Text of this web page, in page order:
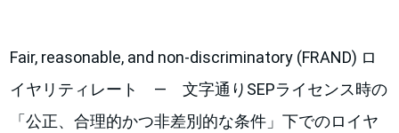
Fair, reasonable, and non-discriminatory (FRAND) ロ
イヤリティレート ― 文字通りSEPライセンス時の
「公正、合理的かつ非差別的な条件」下でのロイヤ